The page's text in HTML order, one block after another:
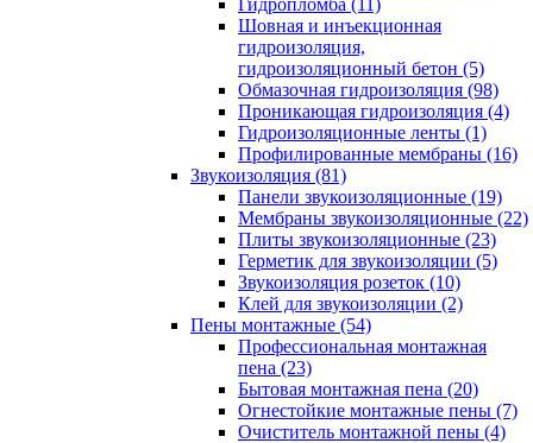
Гидропломба (11)
Шовная и инъекционная
гидроизоляция,
гидроизоляционный бетон (5)
Обмазочная гидроизоляция (98)
Проникающая гидроизоляция (4)
Гидроизоляционные ленты (1)
Профилированные мембраны (16)
Звукоизоляция (81)
Панели звукоизоляционные (19)
Мембраны звукоизоляционные (22)
Плиты звукоизоляционные (23)
Герметик для звукоизоляции (5)
Звукоизоляция розеток (10)
Клей для звукоизоляции (2)
Пены монтажные (54)
Профессиональная монтажная
пена (23)
Бытовая монтажная пена (20)
Огнестойкие монтажные пены (7)
Очиститель монтажной пены (4)